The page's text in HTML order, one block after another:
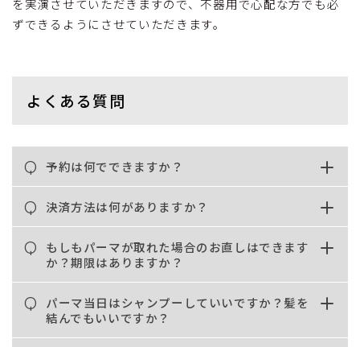
を実演させていただきますので、不器用で心配な方でも必
ずできるようにさせていただきます。
よくある質問
Q 予約は何でできますか？
Q 決済方法は何がありますか？
Q
もしもパーマが取れた場合のお直しはできます
か？期限はありますか？
Q
パーマ当日はシャンプーしていいですか？髪を
結んでもいいですか？